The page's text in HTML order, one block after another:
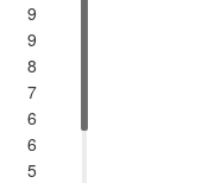
9
9
8
7
6
6
5